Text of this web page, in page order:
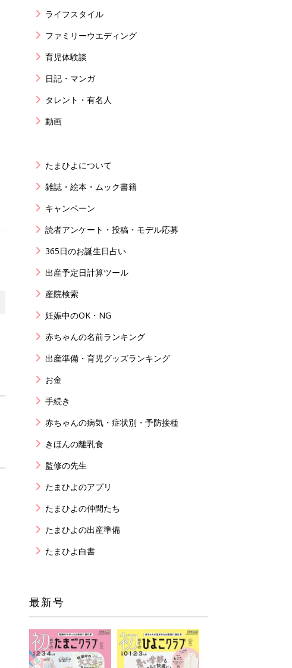
ライフスタイル
ファミリーウエディング
育児体験談
日記・マンガ
タレント・有名人
動画
たまひよについて
雑誌・絵本・ムック書籍
キャンペーン
読者アンケート・投稿・モデル応募
365日のお誕生日占い
出産予定日計算ツール
産院検索
妊娠中のOK・NG
赤ちゃんの名前ランキング
出産準備・育児グッズランキング
お金
手続き
赤ちゃんの病気・症状別・予防接種
きほんの離乳食
監修の先生
たまひよのアプリ
たまひよの仲間たち
たまひよの出産準備
たまひよ白書
最新号